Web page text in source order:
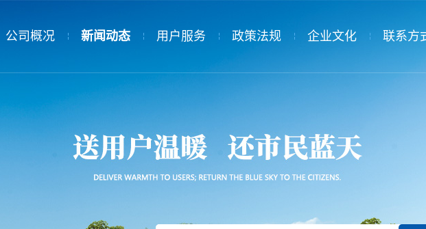
公司概况 新闻动态 用户服务
用热常识
供热投诉
政策法规
市级政策
供热协会
企业文化
民主管理
规章制度
联系方